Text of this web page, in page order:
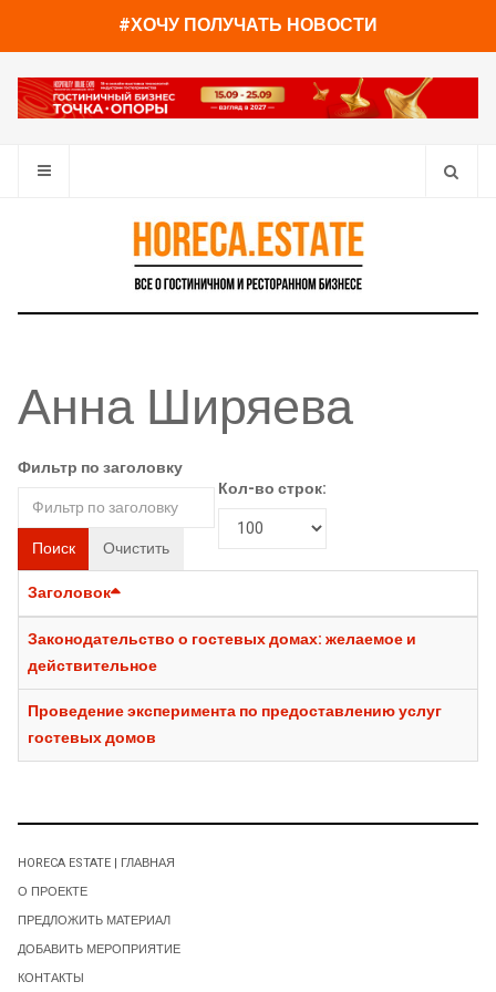
#ХОЧУ ПОЛУЧАТЬ НОВОСТИ
Анна Ширяева
Фильтр по заголовку
Поиск Очистить
Кол-во строк:
Заголовок
Законодательство о гостевых домах: желаемое и
действительное
Проведение эксперимента по предоставлению услуг
гостевых домов
HORECA ESTATE | ГЛАВНАЯ
О ПРОЕКТЕ
ПРЕДЛОЖИТЬ МАТЕРИАЛ
ДОБАВИТЬ МЕРОПРИЯТИЕ
КОНТАКТЫ